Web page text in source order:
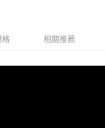
費。
（以下簡稱本公司）所提供，讓
運費
格 相關推薦